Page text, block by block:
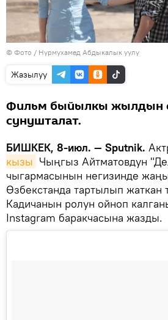
© Фото / Нурмухамед Абдыкалык уулу
Жазылуу
Фильм быйылкы жылдын
сунушталат.
БИШКЕК, 8-июл. — Sputnik.
кызы Чыңгыз Айтматовдун
чыгармасынын негизинде
Өзбекстанда тартылып жаткан
Кадичанын ролун ойноп
Instagram баракчасына жазды.